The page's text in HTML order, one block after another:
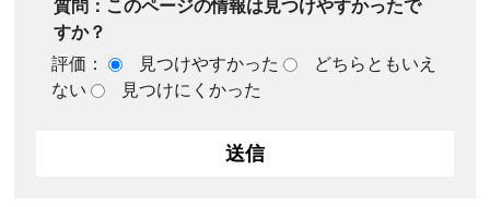
質問：このページの情報は見つけやすかったで
すか？
評価：
見つけやすかった
どちらともいえ
ない
見つけにくかった